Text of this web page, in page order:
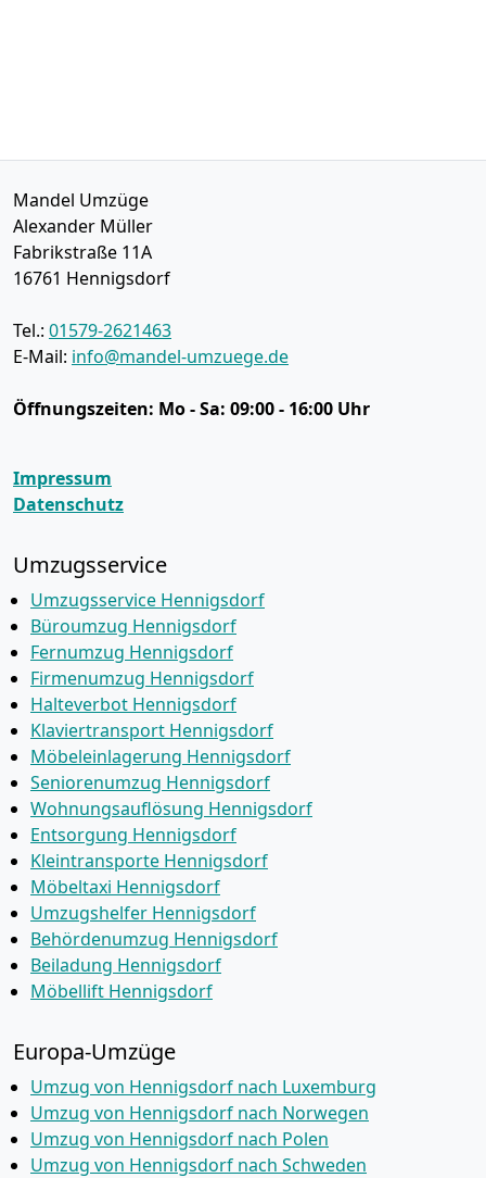
Mandel Umzüge
Alexander Müller
Fabrikstraße 11A
16761 Hennigsdorf
Tel.: 01579-2621463
E-Mail: info@mandel-umzuege.de
Öffnungszeiten: Mo - Sa: 09:00 - 16:00 Uhr
Impressum
Datenschutz
Umzugsservice
Umzugsservice Hennigsdorf
Büroumzug Hennigsdorf
Fernumzug Hennigsdorf
Firmenumzug Hennigsdorf
Halteverbot Hennigsdorf
Klaviertransport Hennigsdorf
Möbeleinlagerung Hennigsdorf
Seniorenumzug Hennigsdorf
Wohnungsauflösung Hennigsdorf
Entsorgung Hennigsdorf
Kleintransporte Hennigsdorf
Möbeltaxi Hennigsdorf
Umzugshelfer Hennigsdorf
Behördenumzug Hennigsdorf
Beiladung Hennigsdorf
Möbellift Hennigsdorf
Europa-Umzüge
Umzug von Hennigsdorf nach Luxemburg
Umzug von Hennigsdorf nach Norwegen
Umzug von Hennigsdorf nach Polen
Umzug von Hennigsdorf nach Schweden